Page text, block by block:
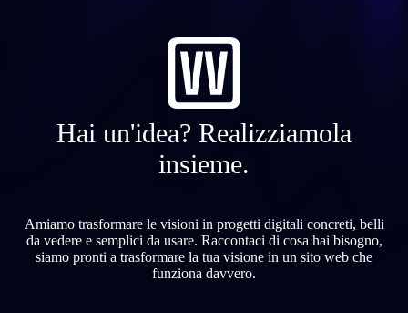
Hai un'idea? Realizziamola
insieme.
Amiamo trasformare le visioni in progetti digitali concreti, belli
da vedere e semplici da usare. Raccontaci di cosa hai bisogno,
siamo pronti a trasformare la tua visione in un sito web che
funziona davvero.